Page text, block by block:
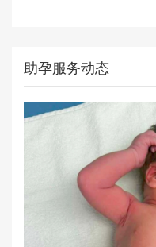
助孕服务动态